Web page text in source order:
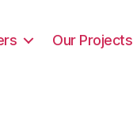
Our Projects